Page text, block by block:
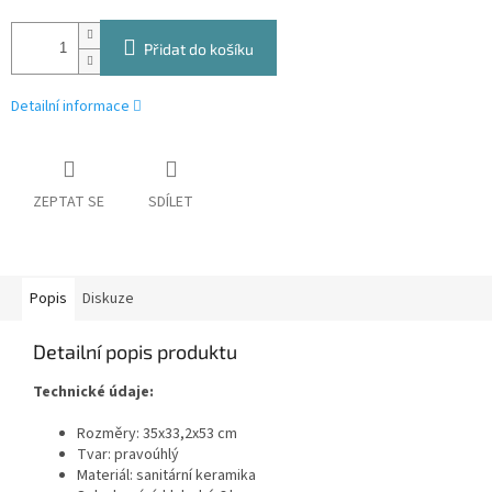
Přidat do košíku
Detailní informace
ZEPTAT SE SDÍLET
Popis Diskuze
Detailní popis produktu
Technické údaje:
Rozměry: 35x33,2x53 cm
Tvar: pravoúhlý
Materiál: sanitární keramika